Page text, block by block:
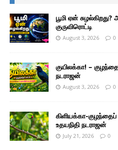
பூமி ஏன்
குருவிரொட்டி
August 3, 2026 0
குயிலக்கா! –
நடராஜன்
August 3, 2026 0
கிளியக்கா-குழந்தைப்
உதயநிதி நடராஜன்
July 21, 2026 0